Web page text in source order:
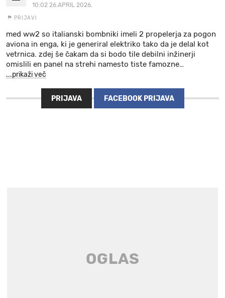
10:02 26.APRIL 2026.
PRIJAVI
med ww2 so italianski bombniki imeli 2 propelerja za pogon
aviona in enga, ki je generiral elektriko tako da je delal kot
vetrnica. zdej še čakam da si bodo tile debilni inžinerji
omislili en panel na strehi namesto tiste famozne…
...prikaži več
PRIJAVA FACEBOOK PRIJAVA